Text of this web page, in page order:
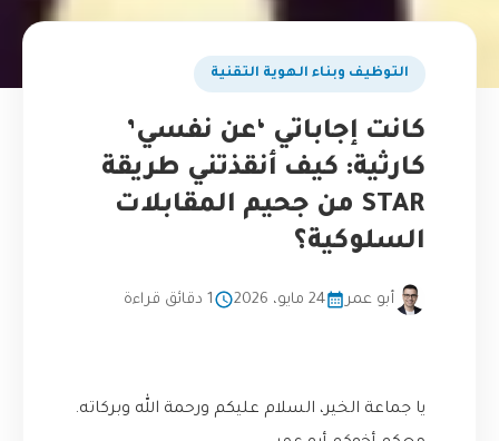
التوظيف وبناء الهوية التقنية
كانت إجاباتي ‘عن نفسي’
كارثية: كيف أنقذتني طريقة
STAR من جحيم المقابلات
السلوكية؟
أبو عمر 24 مايو، 2026 1 دقائق قراءة
يا جماعة الخير، السلام عليكم ورحمة الله وبركاته.